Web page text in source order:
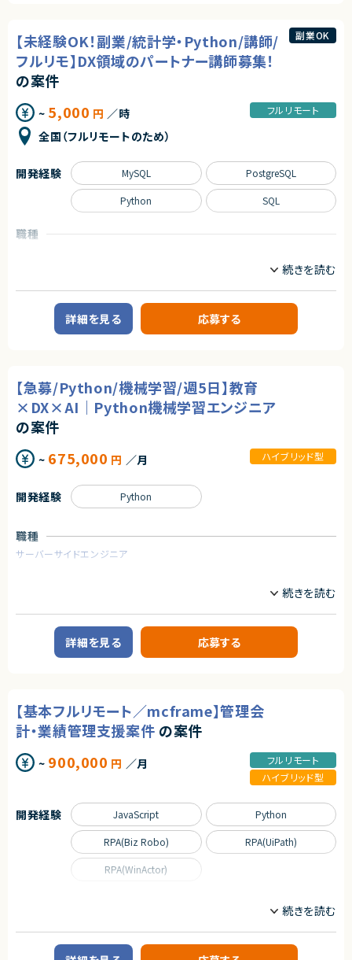
【ご参画後の流れ】
オンボーディング＞アセスメントテスト複数回＞メイン稼働開始（3~6か月程
度）
【お願いする講座】※最低一つはご登壇を目指していただきます。
・DX ビジネス企画立案コース
・DX プロジェクトマネジメントコース
・データサイエンス活用コース
・ディープラーニングハンズオン
・データサイエンス実践コース
・機械学習実践コース
・データエンジニアリング入門コース
・SQL 入門コース
・データエンジニアリング実践コース
求めるスキル
【必須スキル】
・Python を用いた基礎的なプログラミング技術
・機械学習ライブラリの使用経験
・PyTorch
・TensorFlow など
・画像処理技術の経験
・TorchVision を用いた画像分類、物体検知、セグメンテーション
・トランスフォーマーモデルの理解
・BERT
・GPTなど
・生成AIモデルの実務活用経験
【尚可スキル】
- 初対面の方と柔軟にコミュニケーション取られる方
株式会社LASSIC
エージェントから
・生成AIや大規模言語モデル以外の数理最適化手法を用いたリーガルテック
プロダクトの新規機能に関する企画提案
・既存プロダクトAIの保守運用および改善
【必須スキル】
・AIを活用してWebアプリケーションを開発した経験
・自然言語処理を使用したモデル開発などの業務経験
・Rust、C#、Java、Goなどの静的型付け言語の経験
・Gitを用いたチーム開発経験
【歓迎スキル】
・Snowflakeなどクラウドデータプラットフォームを用いた分析開発経験
契約形態
契約元
株式会社LASSIC
エージェントから
★社会的意義が高い！
法務DX・リーガルテック市場は急成長中で、社会的インパクトが大きいPJで
す。
★キャリア価値が高い！
AI×リーガルテックという希少な領域で専門性を磨けるうえ、
価値を高めることができるPJ。
【未経験OK！副業/統計学・Python/講師/
フルリモ】DX領域のパートナー講師募集！
の案件
~ 5,000 円 ／時
全国（フルリモートのため）
フルリモート
副業OK
職種
教育を軸に人材領域で企業のDXを支援しており、
これまで15万人以上の受講生から約1,000社の企業の DX 推進をサポート
してきた企業様です。
スクールも運営しています。
これまでに受講⽣ 15万名以上、クライアント 1000 社以上に研修を提供し
てきた実績がございます。
【業務概要】
個社向け企業研修のメイン講師業務またはサポーター業務。講義はメイン
講師とサポート役の講師により進行。
壇いただきます。
研修は基本的に法人のお客様に向けて実施しております。
・稼働日数：シフト制/毎月変動有
※本業に合わせて柔軟に調整が可能
※現在ご参画されている講師の方々は月1~4回程度のご登壇をされており
ます。
※講座のほとんどが自宅からのオンライン形式のため、リモートワークが基
①研修のサポート業務
- 受講者からの質問の対応や、トラブルが発生した受講生に対してサポート
を行います。
- グループワークなどを行う際に、進捗の確認や技術的なアドバイスを行い
- 自社開発した資料・講義進行に従って研修を主導します。（講義、演習・グル
ープワークのファシリテーション）
【ご参画後の流れ】
オンボーディング＞アセスメントテスト複数回＞メイン稼働開始（3~6か月程
度）
【お願いする講座】※最低一つはご登壇を目指していただきます。
・DX デザイン思考・課題抽出コース
・DX ビジネス企画立案コース
・DX プロジェクトマネジメントコース
・データサイエンス活用コース
・ディープラーニングハンズオン
・データサイエンス実践コース
開発経験 MySQL PostgreSQL
Python SQL
詳細を見る 応募する
【急募/Python/機械学習/週5日】教育
×DX×AI｜Python機械学習エンジニア
の案件
~ 675,000 円 ／月 ハイブリッド型
職種
サーバーサイドエンジニア
教育を軸に人材領域で企業のDXを支援しており、
これまで15万人以上の受講生から約1,000社の企業の DX 推進をサポート
してきた企業様です。
企業のDX推進を実現するために、人材の要件定義から育成ロードマップの
策定、アセスメント・スキル可視化など様々なサービスからその他、AI モデル
てきた実績がございます。
【業務概要】
AI受託開発の事業部にて、開発をお願いします。
受託開発の為、アサインするプロジェクトによって異なります。
＜参考案件＞
・UI/UXを強化するため、過去の成功例・失敗例を自然言語で検索・対話でき
る仕組みを導入（LLM活用）。
・「要件定義のみ受注」ではなく、次のステップとしてプロトタイプ開発を提案
・人員が確保できれば、11月から開始可能。
・LLMと接続できるWebアプリケーションを前提。
求めるスキル
【必須スキル】
開発経験 Python
詳細を見る 応募する
【基本フルリモート／mcframe】管理会
計・業績管理支援案件 の案件
~ 900,000 円 ／月
フルリモート
ハイブリッド型
プロジェクトリーダー
開発経験 JavaScript Python
RPA(Biz Robo) RPA(UiPath)
RPA(WinActor)